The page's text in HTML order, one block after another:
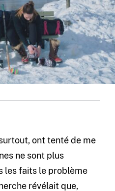
ont tenté de me
ne sont plus
les faits le problème
révélait que,